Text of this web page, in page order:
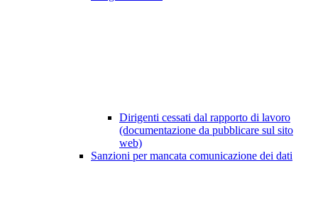
Dirigenti cessati dal rapporto di lavoro
(documentazione da pubblicare sul sito
web)
Sanzioni per mancata comunicazione dei dati